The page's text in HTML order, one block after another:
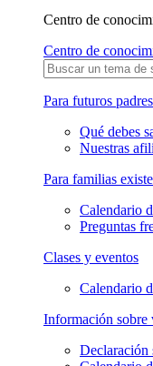
Centro de
Centro de
Para futuros padres
Qué debes
Nuestras
Para familias
Calendario
Preguntas
Clases y eventos
Calendario
Información sobre
Declaración